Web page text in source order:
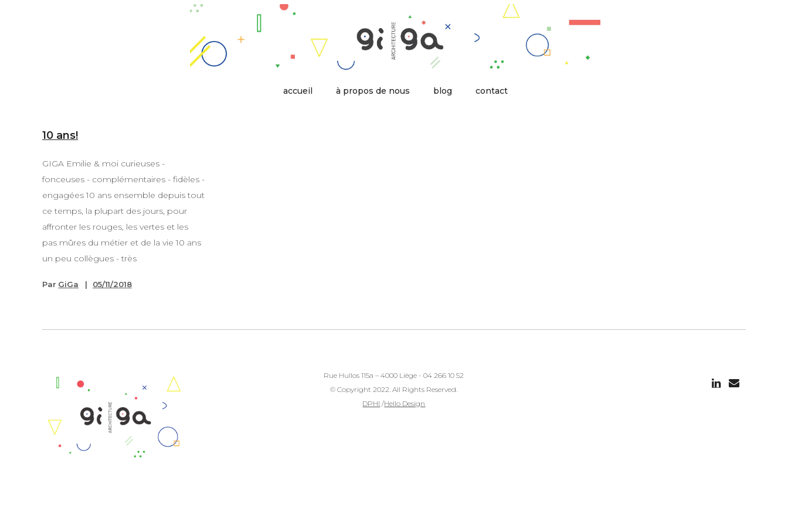
accueil à propos de nous blog contact
10 ans!
GIGA Emilie & moi curieuses -
fonceuses - complémentaires - fidèles -
engagées 10 ans ensemble depuis tout
ce temps, la plupart des jours, pour
affronter les rouges, les vertes et les
pas mûres du métier et de la vie 10 ans
un peu collègues - très
Par GiGa 05/11/2018
Rue Hullos 115a – 4000 Liège - 04 266 10 52
© Copyright 2022. All Rights Reserved.
DPHI /Hello Design